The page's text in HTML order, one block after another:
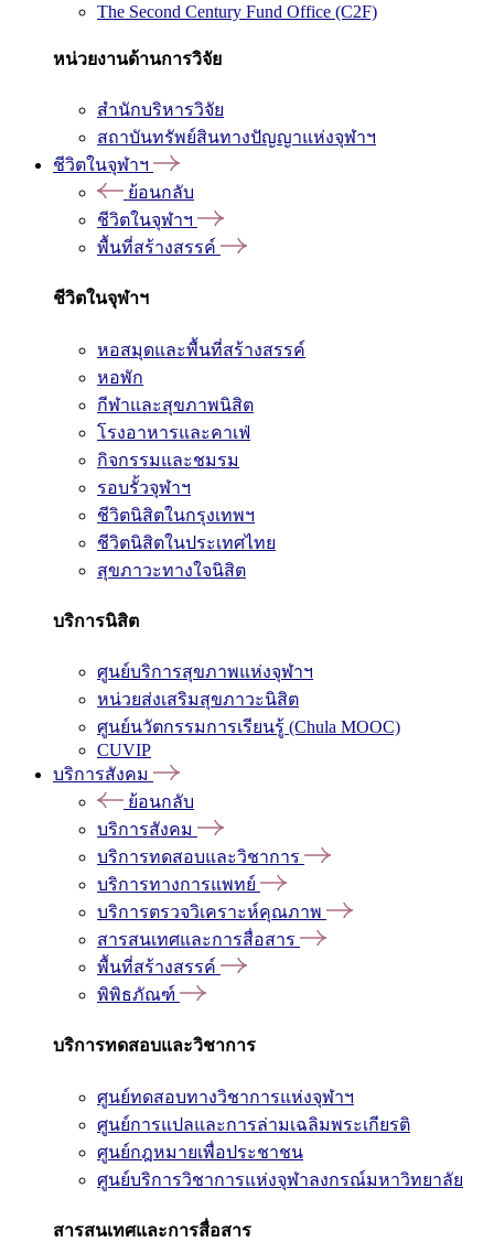
The Second Century Fund Office (C2F)
หน่วยงานด้านการวิจัย
สำนักบริหารวิจัย
สถาบันทรัพย์สินทางปัญญาแห่งจุฬาฯ
ชีวิตในจุฬาฯ
ย้อนกลับ
ชีวิตในจุฬาฯ
พื้นที่สร้างสรรค์
ชีวิตในจุฬาฯ
หอสมุดและพื้นที่สร้างสรรค์
หอพัก
กีฬาและสุขภาพนิสิต
โรงอาหารและคาเฟ่
กิจกรรมและชมรม
รอบรั้วจุฬาฯ
ชีวิตนิสิตในกรุงเทพฯ
ชีวิตนิสิตในประเทศไทย
สุขภาวะทางใจนิสิต
บริการนิสิต
ศูนย์บริการสุขภาพแห่งจุฬาฯ
หน่วยส่งเสริมสุขภาวะนิสิต
ศูนย์นวัตกรรมการเรียนรู้ (Chula MOOC)
CUVIP
บริการสังคม
ย้อนกลับ
บริการสังคม
บริการทดสอบและวิชาการ
บริการทางการแพทย์
บริการตรวจวิเคราะห์คุณภาพ
สารสนเทศและการสื่อสาร
พื้นที่สร้างสรรค์
พิพิธภัณฑ์
บริการทดสอบและวิชาการ
ศูนย์ทดสอบทางวิชาการแห่งจุฬาฯ
ศูนย์การแปลและการล่ามเฉลิมพระเกียรติ
ศูนย์กฎหมายเพื่อประชาชน
ศูนย์บริการวิชาการแห่งจุฬาลงกรณ์มหาวิทยาลัย
สารสนเทศและการสื่อสาร